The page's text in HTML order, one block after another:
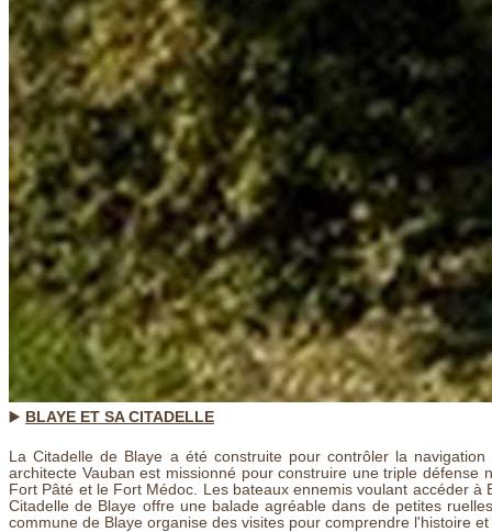
▶️ BLAYE ET SA CITADELLE
La Citadelle de Blaye a été construite pour contrôler la
architecte Vauban est missionné pour construire une triple
Fort Pâté et le Fort Médoc. Les bateaux ennemis voulant accéder
Citadelle de Blaye offre une balade agréable dans de petites
commune de Blaye organise des visites pour comprendre l'histoire